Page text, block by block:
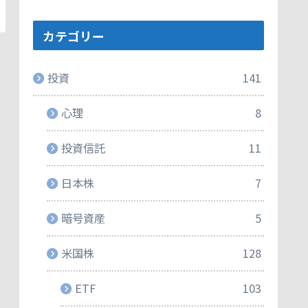
カテゴリー
投資 141
心理 8
投資信託 11
日本株 7
暗号資産 5
米国株 128
ETF 103